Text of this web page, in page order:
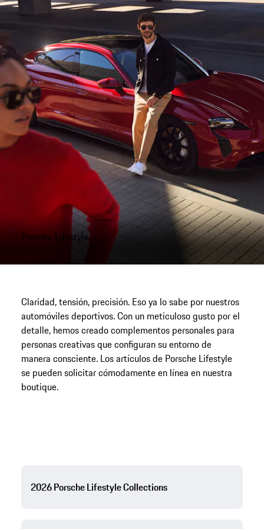
Porsche Lifestyle
Claridad, tensión, precisión. Eso ya lo sabe por nuestros
automóviles deportivos. Con un meticuloso gusto por el
detalle, hemos creado complementos personales para
personas creativas que configuran su entorno de
manera consciente. Los artículos de Porsche Lifestyle
se pueden solicitar cómodamente en línea en nuestra
boutique.
2026 Porsche Lifestyle Collections